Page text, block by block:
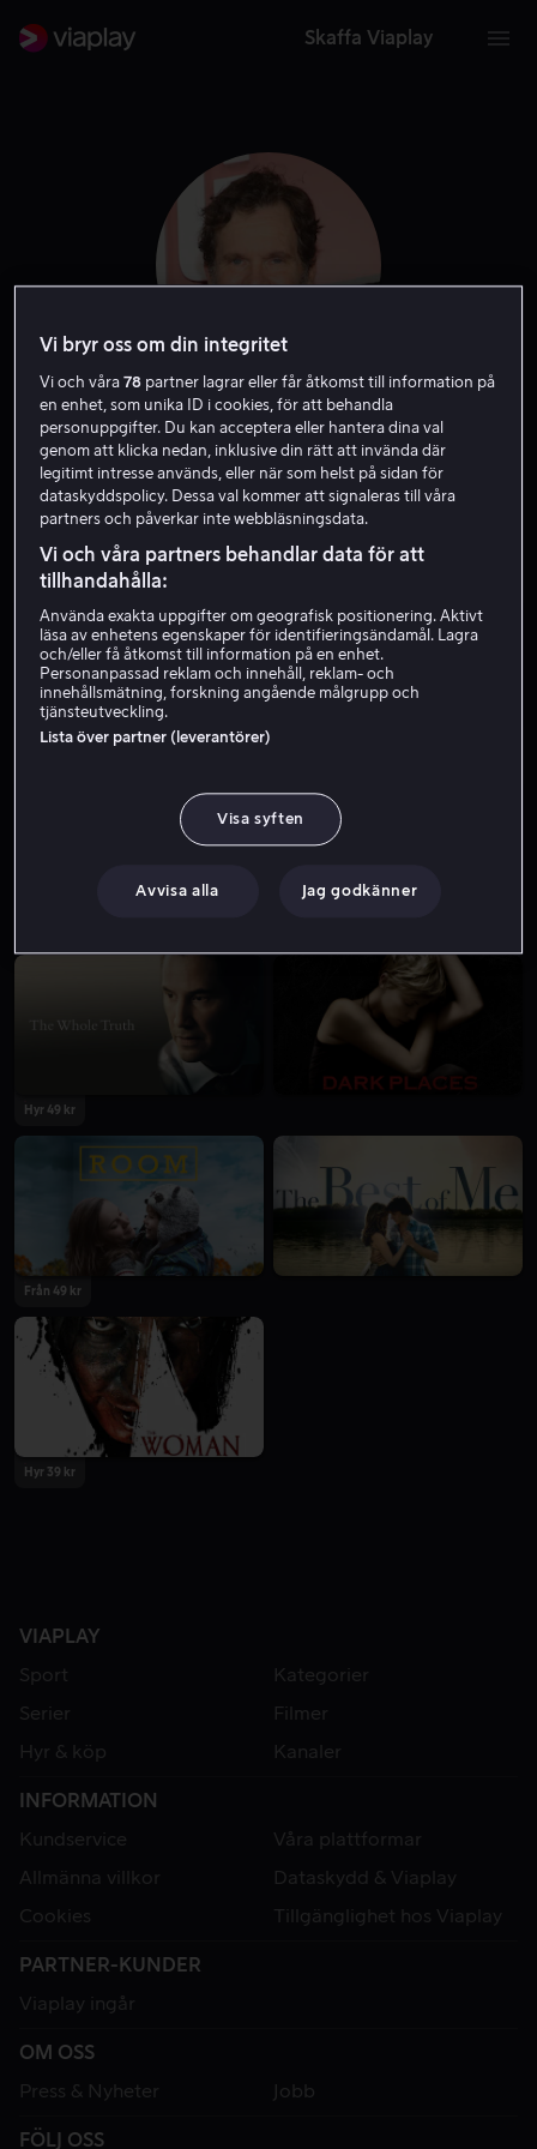
Skaffa Viaplay
Sean Bridgers
Skådespelare Gäst
Hyr 49 kr
Från 49 kr
Hyr 39 kr
VIAPLAY
Sport
Kategorier
Serier
Filmer
Hyr & köp
Kanaler
INFORMATION
Kundservice
Våra plattformar
Allmänna villkor
Dataskydd & Viaplay
Cookies
Tillgänglighet hos Viaplay
PARTNER-KUNDER
Viaplay ingår
OM OSS
Press & Nyheter
Jobb
FÖLJ OSS
Vi bryr oss om din integritet
Vi och våra78 partner lagrar eller får åtkomst till information på
en enhet, som unika ID i cookies, för att behandla
personuppgifter. Du kan acceptera eller hantera dina val
genom att klicka nedan, inklusive din rätt att invända där
legitimt intresse används, eller när som helst på sidan för
dataskyddspolicy. Dessa val kommer att signaleras till våra
partners och påverkar inte webbläsningsdata.
Vi och våra partners behandlar data för att
tillhandahålla:
Använda exakta uppgifter om geografisk positionering. Aktivt
läsa av enhetens egenskaper för identifieringsändamål. Lagra
och/eller få åtkomst till information på en enhet.
Personanpassad reklam och innehåll, reklam- och
innehållsmätning, forskning angående målgrupp och
tjänsteutveckling.
Lista över partner (leverantörer)
Visa syften
Avvisa alla Jag godkänner